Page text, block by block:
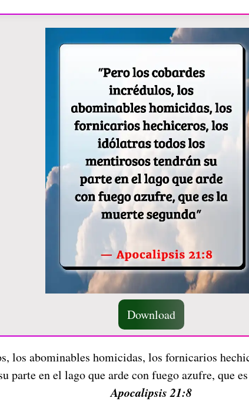
Download
los abominables homicidas, los fornicarios
parte en el lago que arde con fuego azufre, que
Apocalipsis 21:8